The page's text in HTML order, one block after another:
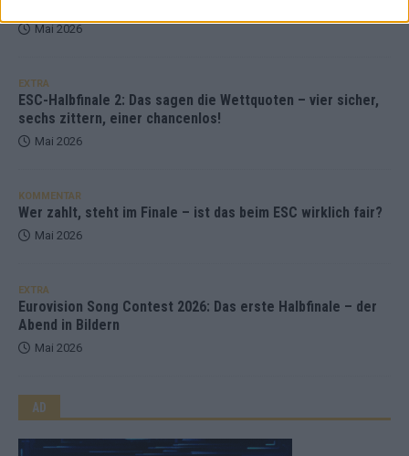
Mai 2026
EXTRA
ESC-Halbfinale 2: Das sagen die Wettquoten – vier sicher,
sechs zittern, einer chancenlos!
Mai 2026
KOMMENTAR
Wer zahlt, steht im Finale – ist das beim ESC wirklich fair?
Mai 2026
EXTRA
Eurovision Song Contest 2026: Das erste Halbfinale – der
Abend in Bildern
Mai 2026
AD